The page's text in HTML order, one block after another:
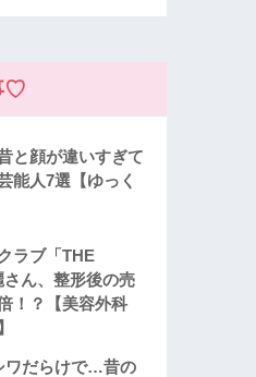
♡
と顔が違いすぎて
能人7選【ゆっく
ラブ「THE
ん、整形後の売
！？【美容外科
ワだらけで…昔の